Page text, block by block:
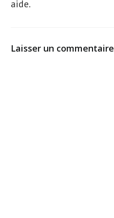
aide.
Laisser un commentaire